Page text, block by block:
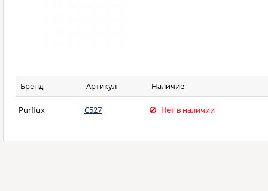
Бренд Артикул Наличие
Purflux C527 Нет в наличии